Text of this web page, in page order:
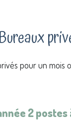
Bureaux
pour un mois
2 postes